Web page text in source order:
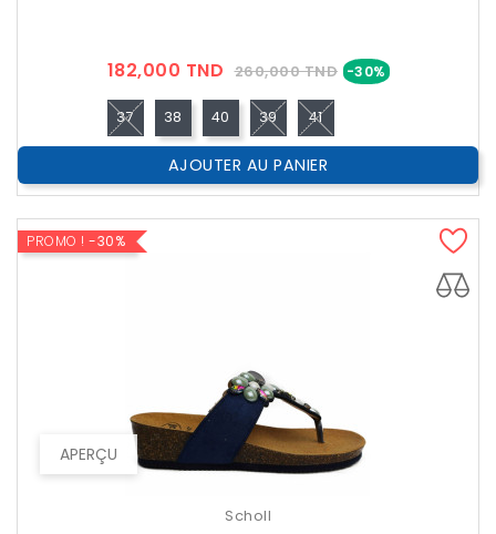
182,000 TND Prix
Public
260,000 TND -30% Prix
37 38 40 39 41
AJOUTER AU PANIER
APERÇU
PROMO ! -30%
Scholl